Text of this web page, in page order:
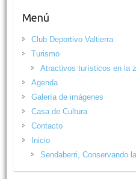
Menú
Club Deportivo Valtierra
Turismo
Atractivos turísticos en la
Agenda
Galería de imágenes
Casa de Cultura
Contacto
Inicio
Sendaberri, Conservando